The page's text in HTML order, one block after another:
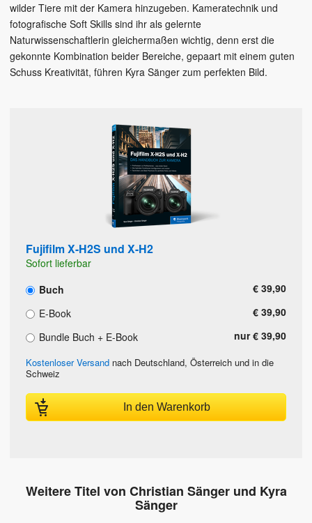
wilder Tiere mit der Kamera hinzugeben. Kameratechnik und
fotografische Soft Skills sind ihr als gelernte
Naturwissenschaftlerin gleichermaßen wichtig, denn erst die
gekonnte Kombination beider Bereiche, gepaart mit einem guten
Schuss Kreativität, führen Kyra Sänger zum perfekten Bild.
Fujifilm X-H2S und X-H2
Sofort lieferbar
Buch
€ 39,90
E-Book
€ 39,90
Bundle Buch + E-Book
nur € 39,90
Kostenloser Versand nach Deutschland, Österreich und in die
Schweiz
In den Warenkorb
Weitere Titel von Christian Sänger und Kyra
Sänger